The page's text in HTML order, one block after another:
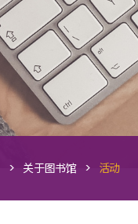
> 关于图书馆 > 活动